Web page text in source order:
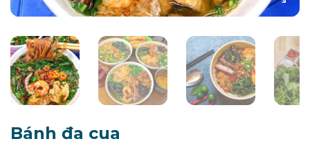
Bánh đa cua